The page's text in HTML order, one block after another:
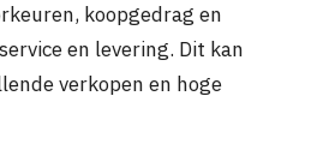
koopgedrag en
en levering. Dit kan
verkopen en hoge